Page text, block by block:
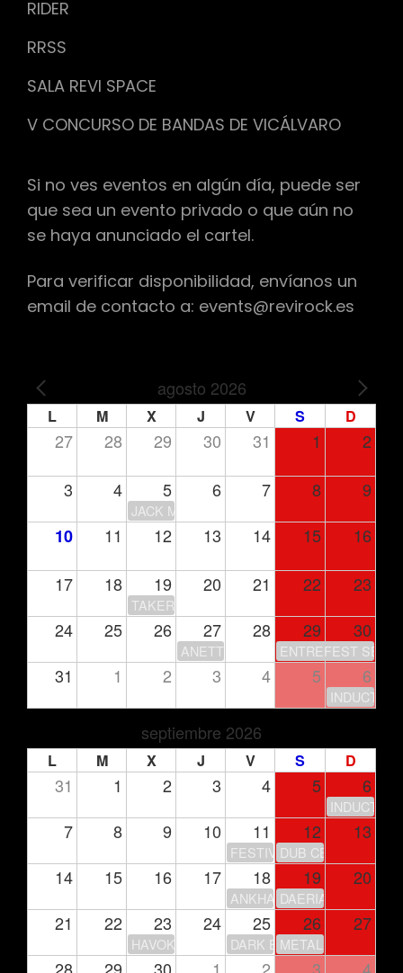
RIDER
RRSS
SALA REVI SPACE
V CONCURSO DE BANDAS DE VICÁLVARO
Si no ves eventos en algún día, puede ser
que sea un evento privado o que aún no
se haya anunciado el cartel.
Para verificar disponibilidad, envíanos un
email de contacto a: events@revirock.es
agosto 2026
L M X J V S D
27 28 29 30 31 1 2
3 4 5 6 7 8 9
JACK MOORE
10 11 12 13 14 15 16
17 18 19 20 21 22 23
TAKERU’S CLUB HOUSE
24 25 26 27 28 29 30
ANETTE OLZON ENTREFEST
31 1 2 3 4 5 6
INDUCTION
septiembre 2026
L M X J V S D
31 1 2 3 4 5 6
INDUCTION
7 8 9 10 11 12 13
FESTIVAL DE LA LUNA
DUB CENTER
14 15 16 17 18 19 20
ANKHARA – GIRA 30
DAERIA
21 22 23 24 25 26 27
HAVOK DARK ECHOES FEST
METAL LEGACY
28 29 30 1 2 3 4